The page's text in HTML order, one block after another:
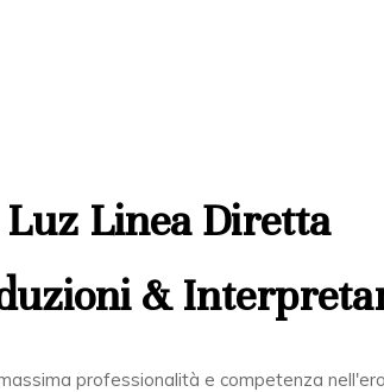
Luz Linea Diretta
&
professionalità e competenza